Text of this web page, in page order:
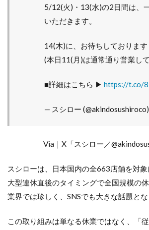
5/12(火)・13(水)の2日間は、
いただきます。
14(木)に、お待ちしております
(本日11(月)は通常通り営業し
■詳細はこちら ▶ https://t.co/
— スシロー (@akindosushiroco)
Via｜X「スシロー／
スシローは、日本国内の全663店舗を対象
大型連休直後のタイミングで全国規模の
業界では珍しく、SNSでも大きな話題とな
この取り組みは単なる休業ではなく、「